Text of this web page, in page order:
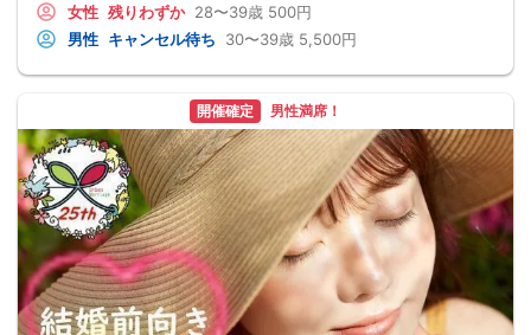
女性 残りわずか 28〜39歳 500円
男性 キャンセル待ち 30〜39歳 5,500円
開催確定 男性満席！